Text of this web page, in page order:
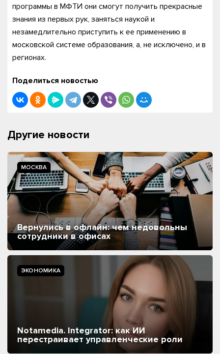
программы в МФТИ они смогут получить прекрасные
знания из первых рук, заняться наукой и
незамедлительно приступить к ее применению в
московской системе образования, а, не исключено, и в
регионах.
Поделиться новостью
Другие новости
МОСКВА
Вернулись в офлайн: чем недовольны
сотрудники в офисах
ЭКОНОМИКА
Notamedia. Integrator: как ИИ
перестраивает управленческие роли